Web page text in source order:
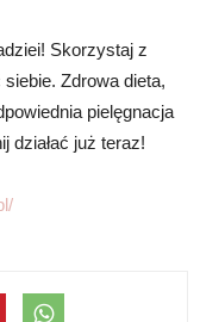
Skorzystaj z
Zdrowa dieta,
pielęgnacja
działać już teraz!